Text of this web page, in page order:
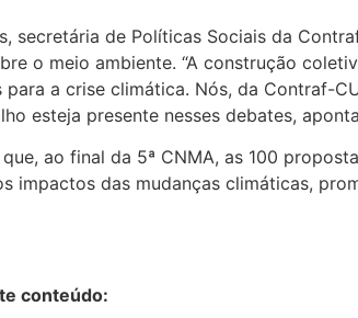
secretária de Políticas Sociais da
o meio ambiente. “A construção
para a crise climática. Nós, da Contraf-
esteja presente nesses debates,
ao final da 5ª CNMA, as 100
impactos das mudanças climáticas,
conteúdo: